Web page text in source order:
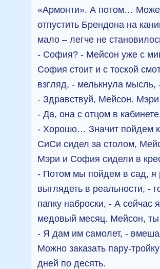
«Армонти». А потом…
отпустить Брендона на
мало – легче не
- София? - Мейсон уже с
София стоит и с тоской
взгляд, - мелькнула мысль,
- Здравствуй, Мейсон. Мэри
- Да, она с отцом в
- Хорошо… Значит пойдем
СиСи сидел за столом,
Мэри и София сидели в
- Потом мы пойдем в сад, я
выглядеть в реальности, -
папку наброски, - А сейчас
медовый месяц. Мейсон, ты
- Я дам им самолет, -
Можно заказать пару-
дней по десять.